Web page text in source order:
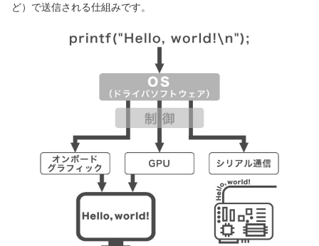
ど）で送信される仕組みです。